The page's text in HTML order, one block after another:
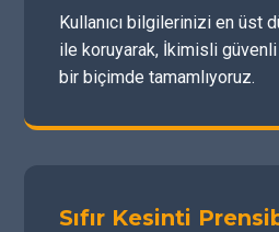
Kullanıcı bilgilerinizi en üst
ile koruyarak, İkimisli
bir biçimde tamamlıyoruz.
Sıfır Kesinti